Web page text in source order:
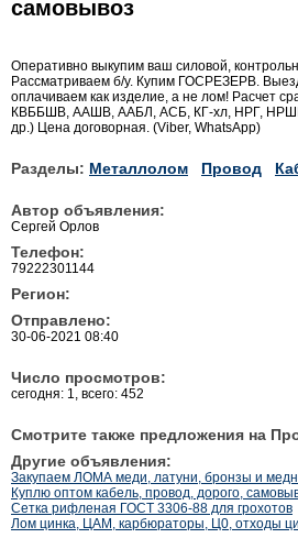
самовывоз
Оперативно выкупим ваш силовой,
Рассматриваем б/у. Купим ГОСРЕЗЕРВ.
оплачиваем как изделие, а не лом! Расчет
КВББШВ, ААШВ, ААБЛ, АСБ, КГ-хл, НРГ,
др.) Цена договорная. (Viber, WhatsApp)
Разделы: Металлолом Провод
Автор объявления:
Сергей Орлов
Телефон:
79222301144
Регион:
Отправлено:
30-06-2021 08:40
Число просмотров:
сегодня: 1, всего: 452
Смотрите также предложения на
Другие объявления:
Закупаем ЛОМА меди, латуни, бронзы и
Куплю оптом кабель, провод, дорого,
Сетка рифленая ГОСТ 3306-88 для грохотов
Лом цинка, ЦАМ, карбюраторы, Ц0, отходы